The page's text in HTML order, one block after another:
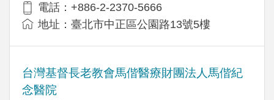
電話：+886-2-2370-5666
地址：臺北市中正區公園路13號5樓
台灣基督長老教會馬偕醫療財團法人馬偕紀
念醫院